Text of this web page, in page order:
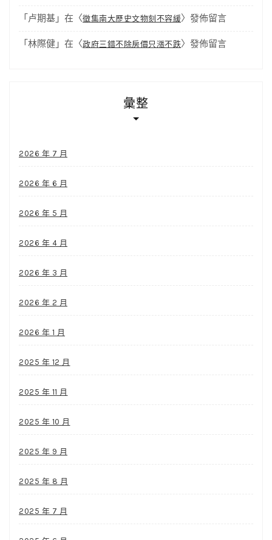
「 卢期基 」在〈徵集南大歷史文物刻不容緩〉發佈留言
「 林際健 」在〈政府三錯不除房價只漲不跌〉發佈留言
彙整
2026 年 7 月
2026 年 6 月
2026 年 5 月
2026 年 4 月
2026 年 3 月
2026 年 2 月
2026 年 1 月
2025 年 12 月
2025 年 11 月
2025 年 10 月
2025 年 9 月
2025 年 8 月
2025 年 7 月